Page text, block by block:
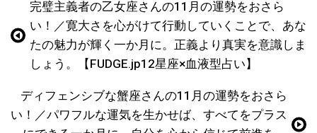
完璧主義者の乙女座さんの11月の運勢をおさら
い！／寛大さを心がけて行動していくことで、あな
たの魅力が輝く一か月に。正義より真実を意識しま
しょう。【FUDGE.jp12星座×血液型占い】
ディフェンシブな蟹座さんの11月の運勢をおさら
い！／パワフルな運気を生かせば、すべてをプラス